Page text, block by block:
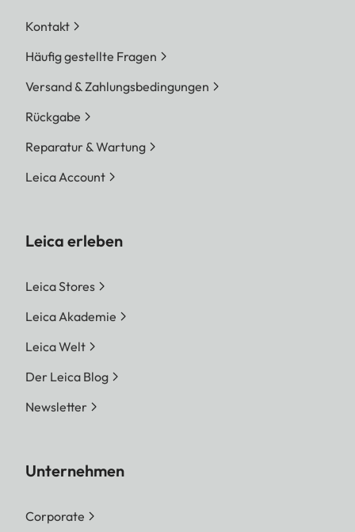
Kontakt
Häufig gestellte Fragen
Versand & Zahlungsbedingungen
Rückgabe
Reparatur & Wartung
Leica Account
Leica erleben
Leica Stores
Leica Akademie
Leica Welt
Der Leica Blog
Newsletter
Unternehmen
Corporate